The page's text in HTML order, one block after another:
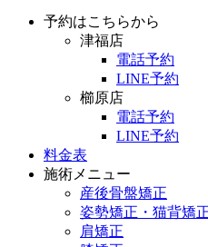
予約はこちらから
津福店
電話予約
LINE予約
櫛原店
電話予約
LINE予約
料金表
施術メニュー
産後骨盤矯正
姿勢矯正・猫背矯
肩矯正